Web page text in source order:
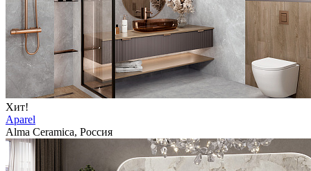
Хит!
Aparel
Alma Ceramica, Россия